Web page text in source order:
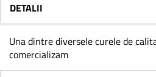
DETALII
Una dintre diversele curele de
comercializam